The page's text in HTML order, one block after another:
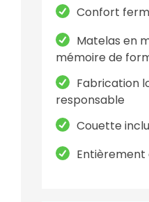
Confort
Matelas en
mémoire de
Fabrication
responsable
Couette
Entièrement